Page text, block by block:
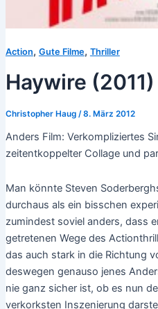
Action, Gute Filme, Thriller
Haywire (2011)
Christopher Haug /8. März 2012
Anders Film: Verkompliziertes
zeitentkoppelter Collage und
Man könnte Steven
durchaus als ein bisschen
zumindest soviel anders, dass
getretenen Wege des
das auch stark in die Richtung
deswegen genauso jenes
nie ganz sicher ist, ob es nun
verkorksten Inszenierung